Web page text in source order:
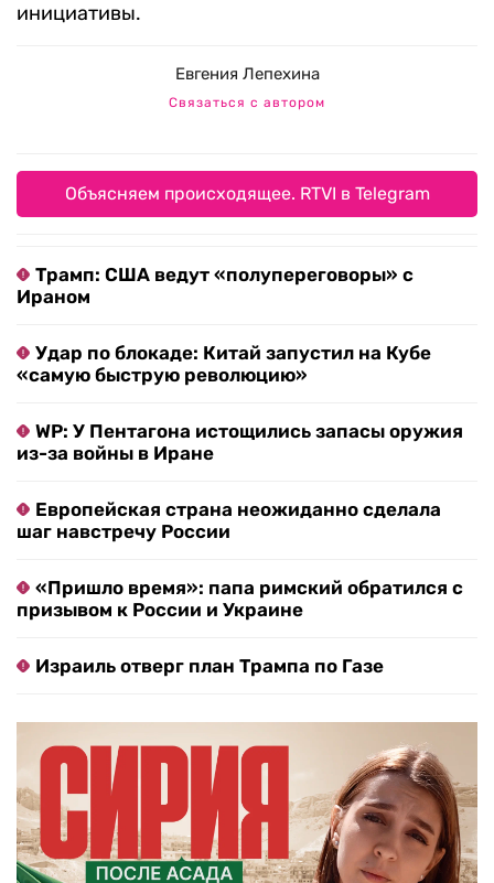
инициативы.
Евгения Лепехина
Связаться с автором
Объясняем происходящее. RTVI в Telegram
Трамп: США ведут «полупереговоры» с
Ираном
Удар по блокаде: Китай запустил на Кубе
«самую быструю революцию»
WP: У Пентагона истощились запасы оружия
из-за войны в Иране
Европейская страна неожиданно сделала
шаг навстречу России
«Пришло время»: папа римский обратился с
призывом к России и Украине
Израиль отверг план Трампа по Газе